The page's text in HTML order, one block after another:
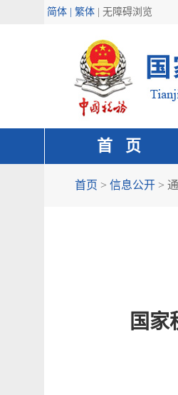
简体 | 繁体 无障碍浏览
首 页
首页 > 信息公开 >
国家